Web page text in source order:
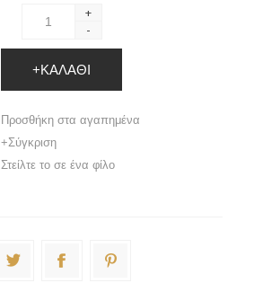
+
-
+ΚΑΛΆΘΙ
Προσθήκη στα αγαπημένα
+Σύγκριση
Στείλτε το σε ένα φίλο